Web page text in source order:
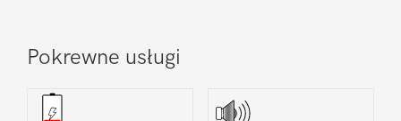
Pokrewne usługi